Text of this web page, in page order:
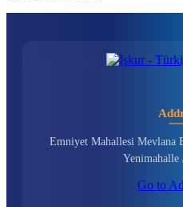
Emniyet Mahallesi Mevlana
Go to